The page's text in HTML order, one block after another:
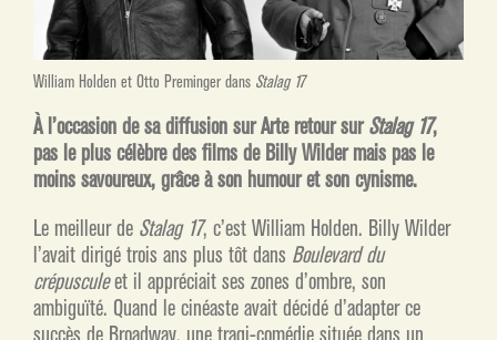
William Holden et Otto Preminger dans Stalag 17
À l’occasion de sa diffusion sur Arte retour surStalag 17,
pas le plus célèbre des films de Billy Wilder mais pas le
moins savoureux, grâce à son humour et son cynisme.
Le meilleur de Stalag 17, c’est William Holden. Billy Wilder
l’avait dirigé trois ans plus tôt dans Boulevard du
crépusculeet il appréciait ses zones d’ombre, son
ambiguïté. Quand le cinéaste avait décidé d’adapter ce
succès de Broadway, une tragi-comédie située dans un